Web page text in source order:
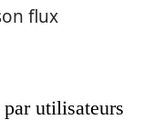
flux
utilisateurs